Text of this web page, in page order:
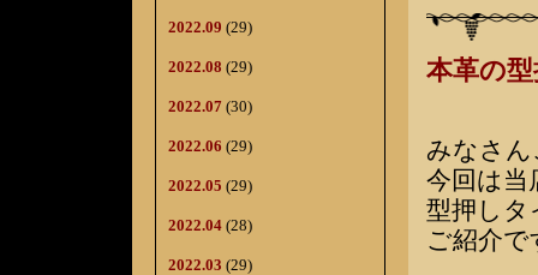
2022.09 (29)
2022.08 (29)
2022.07 (30)
2022.06 (29)
2022.05 (29)
2022.04 (28)
2022.03 (29)
本革の
みなさ
今回は当
型押し
ご紹介で